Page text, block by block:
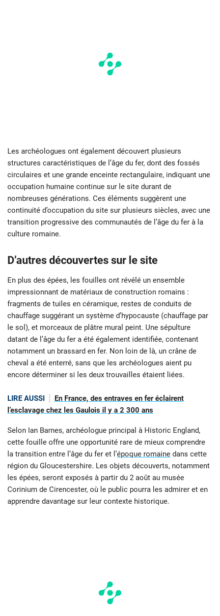
Les archéologues ont également découvert plusieurs
structures caractéristiques de l’âge du fer, dont des fossés
circulaires et une grande enceinte rectangulaire, indiquant une
occupation humaine continue sur le site durant de
nombreuses générations. Ces éléments suggèrent une
continuité d’occupation du site sur plusieurs siècles, avec une
transition progressive des communautés de l’âge du fer à la
culture romaine.
D’autres découvertes sur le site
En plus des épées, les fouilles ont révélé un ensemble
impressionnant de matériaux de construction romains :
fragments de tuiles en céramique, restes de conduits de
chauffage suggérant un système d’hypocauste (chauffage par
le sol), et morceaux de plâtre mural peint. Une sépulture
datant de l’âge du fer a été également identifiée, contenant
notamment un brassard en fer. Non loin de là, un crâne de
cheval a été enterré, sans que les archéologues aient pu
encore déterminer si les deux trouvailles étaient liées.
LIRE AUSSI
En France, des entraves en fer éclairent
l’esclavage chez les Gaulois il y a 2 300 ans
Selon Ian Barnes, archéologue principal à Historic England,
cette fouille offre une opportunité rare de mieux comprendre
la transition entre l’âge du fer et l’époque romaine dans cette
région du Gloucestershire. Les objets découverts, notamment
les épées, seront exposés à partir du 2 août au musée
Corinium de Cirencester, où le public pourra les admirer et en
apprendre davantage sur leur contexte historique.